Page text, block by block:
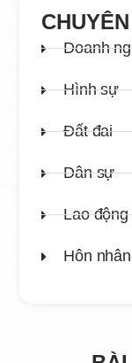
Doanh
Hình sự
Đất đai
Dân sự
Lao động
Hôn